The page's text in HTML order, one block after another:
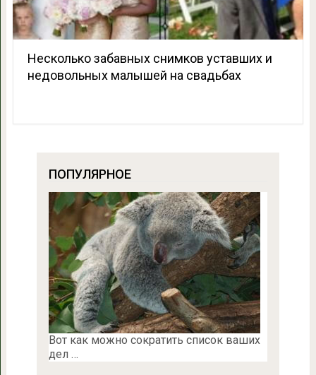
Несколько забавных снимков уставших и
недовольных малышей на свадьбах
ПОПУЛЯРНОЕ
Вот как можно сократить список ваших
дел …